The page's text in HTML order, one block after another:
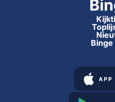
Binge